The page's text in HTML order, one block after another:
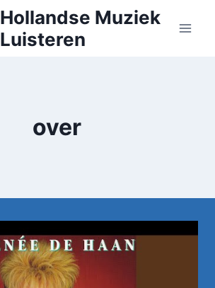
Hollandse Muziek
Luisteren
over